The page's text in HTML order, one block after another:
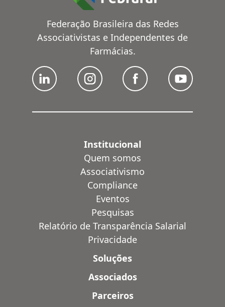
Federação Brasileira das Redes
Associativistas e Independentes de
Farmácias.
Institucional
Quem somos
Associativismo
Compliance
Eventos
Pesquisas
Relatório de Transparência Salarial
Privacidade
Soluções
Associados
Parceiros